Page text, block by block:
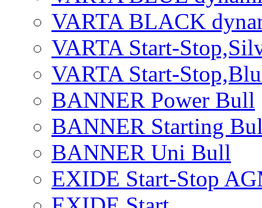
VARTA BLACK
VARTA Start-
VARTA Start-
BANNER Power Bull
BANNER Starting
BANNER Uni Bull
EXIDE Start-Stop